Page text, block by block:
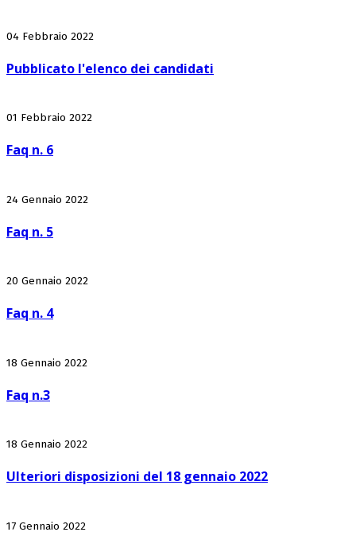
04 Febbraio 2022
Pubblicato l'elenco dei candidati
01 Febbraio 2022
Faq n. 6
24 Gennaio 2022
Faq n. 5
20 Gennaio 2022
Faq n. 4
18 Gennaio 2022
Faq n.3
18 Gennaio 2022
Ulteriori disposizioni del 18 gennaio 2022
17 Gennaio 2022